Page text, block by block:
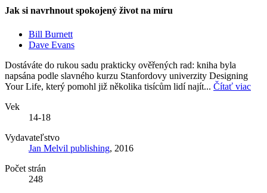
Jak si navrhnout spokojený život na míru
Bill Burnett
Dave Evans
Dostáváte do rukou sadu prakticky ověřených rad: kniha byla
napsána podle slavného kurzu Stanfordovy univerzity Designing
Your Life, který pomohl již několika tisícům lidí najít... Čítať viac
Vek
14-18
Vydavateľstvo
Jan Melvil publishing, 2016
Počet strán
248